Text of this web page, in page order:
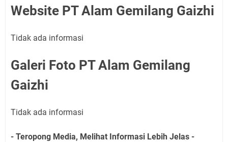
Website PT Alam Gemilang Gaizhi
Tidak ada informasi
Galeri Foto PT Alam Gemilang
Gaizhi
Tidak ada informasi
- Teropong Media, Melihat Informasi Lebih Jelas -